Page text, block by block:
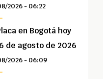
2026 - 06:22
en Bogotá hoy
de agosto de 2026
2026 - 06:09